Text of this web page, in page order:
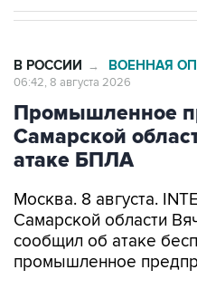
В РОССИИ → ВОЕННАЯ
06:42, 8 августа 2026
Промышленное
Самарской
атаке БПЛА
Москва. 8 августа.
Самарской области
сообщил об атаке
промышленное